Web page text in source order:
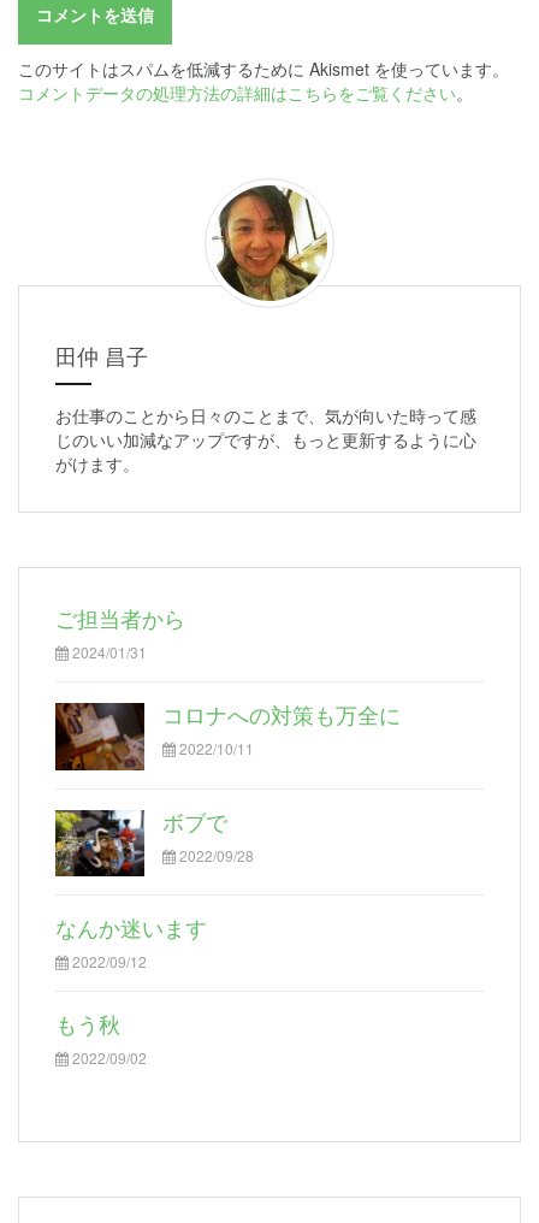
このサイトはスパムを低減するために Akismet を使っています。
コメントデータの処理方法の詳細はこちらをご覧ください。
田仲 昌子
お仕事のことから日々のことまで、気が向いた時って感
じのいい加減なアップですが、もっと更新するように心
がけます。
ご担当者から
2024/01/31
コロナへの対策も万全に
2022/10/11
ボブで
2022/09/28
なんか迷います
2022/09/12
もう秋
2022/09/02